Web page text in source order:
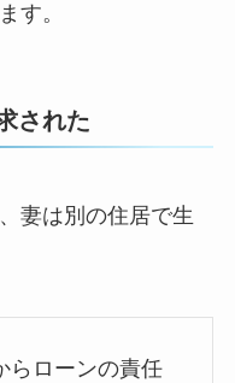
す。
された
妻は別の住居で生
らローンの責任